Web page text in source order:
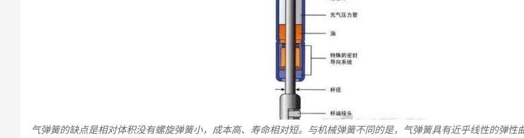
气弹簧的缺点是相对体积没有螺旋弹簧小，成本高、寿命相对短。与机械弹簧不同的是，气弹簧具有近乎线性的弹性